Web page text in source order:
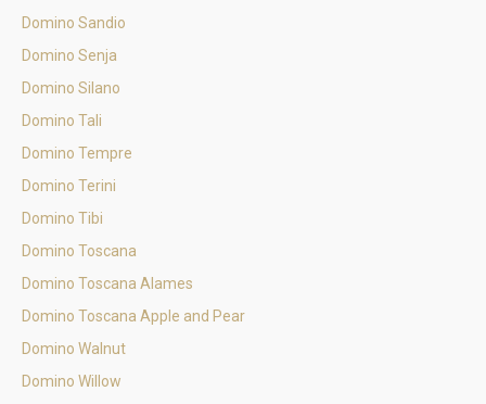
Domino Sandio
Domino Senja
Domino Silano
Domino Tali
Domino Tempre
Domino Terini
Domino Tibi
Domino Toscana
Domino Toscana Alames
Domino Toscana Apple and Pear
Domino Walnut
Domino Willow